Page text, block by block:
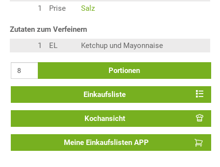
1
Prise Salz
Zutaten zum Verfeinern
1
EL Ketchup und Mayonnaise
Portionen
Einkaufsliste
Kochansicht
Meine Einkaufslisten APP